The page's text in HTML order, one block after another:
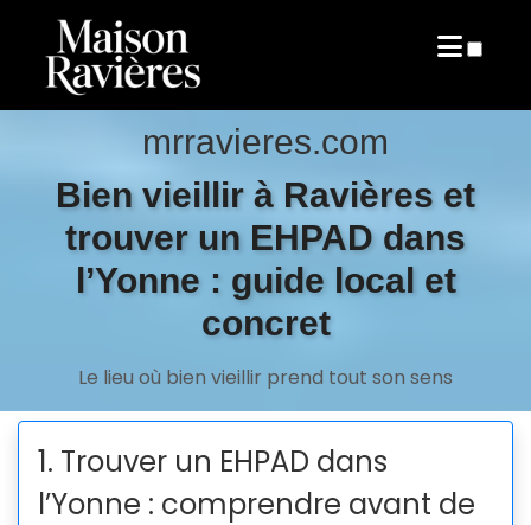
QUI SUIS-JE?
mrravieres.com
Bien vieillir à Ravières et
trouver un EHPAD dans
l’Yonne : guide local et
concret
Le lieu où bien vieillir prend tout son sens
1. Trouver un EHPAD dans
l’Yonne : comprendre avant de